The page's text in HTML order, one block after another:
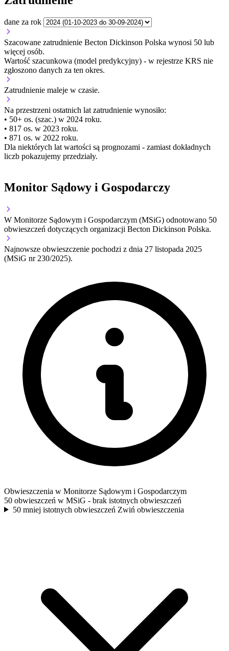
dane za rok
Szacowane zatrudnienie Becton Dickinson Polska wynosi 50 lub
więcej osób.
Wartość szacunkowa (model predykcyjny) - w rejestrze KRS nie
zgłoszono danych za ten okres.
Zatrudnienie maleje w czasie.
Na przestrzeni ostatnich lat zatrudnienie wynosiło:
• 50+ os. (szac.) w 2024 roku.
• 817 os. w 2023 roku.
• 871 os. w 2022 roku.
Dla niektórych lat wartości są prognozami - zamiast dokładnych
liczb pokazujemy przedziały.
Monitor Sądowy i Gospodarczy
W Monitorze Sądowym i Gospodarczym (MSiG) odnotowano 50
obwieszczeń dotyczących organizacji Becton Dickinson Polska.
Najnowsze obwieszczenie pochodzi z dnia 27 listopada 2025
(MSiG nr 230/2025).
Obwieszczenia w Monitorze Sądowym i Gospodarczym
50 obwieszczeń w MSiG - brak istotnych obwieszczeń
50 mniej istotnych obwieszczeń Zwiń obwieszczenia